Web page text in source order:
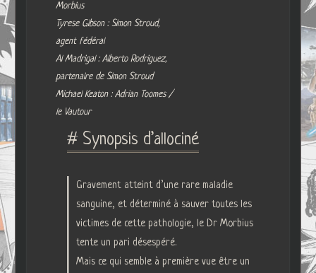
Morbius
Tyrese Gibson : Simon Stroud,
agent fédéral
Al Madrigal : Alberto Rodriguez,
partenaire de Simon Stroud
Michael Keaton : Adrian Toomes /
le Vautour
# Synopsis d’allociné
Gravement atteint d’une rare maladie
sanguine, et déterminé à sauver toutes les
victimes de cette pathologie, le Dr Morbius
tente un pari désespéré.
Mais ce qui semble à première vue être un